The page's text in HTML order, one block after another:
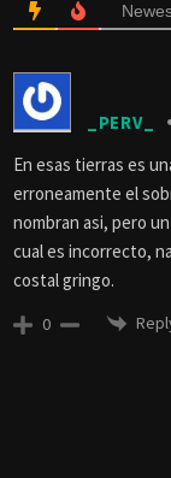
_PERV_
En esas tierras es
erroneamente el
nombran asi, pero
cual es incorrecto,
costal gringo.
0